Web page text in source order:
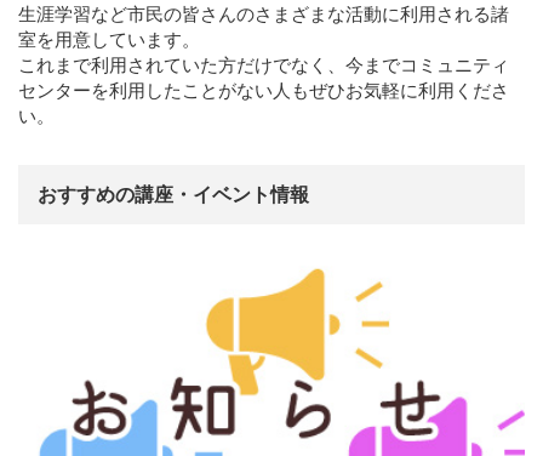
生涯学習など市民の皆さんのさまざまな活動に利用される諸
室を用意しています。
これまで利用されていた方だけでなく、今までコミュニティ
センターを利用したことがない人もぜひお気軽に利用くださ
い。
おすすめの講座・イベント情報